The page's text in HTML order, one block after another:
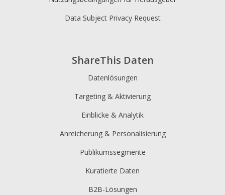
ShareThis Daten
Datenlösungen
Targeting & Aktivierung
Einblicke & Analytik
Anreicherung & Personalisierung
Publikumssegmente
Kuratierte Daten
B2B-Lösungen
Data Subject Privacy Request